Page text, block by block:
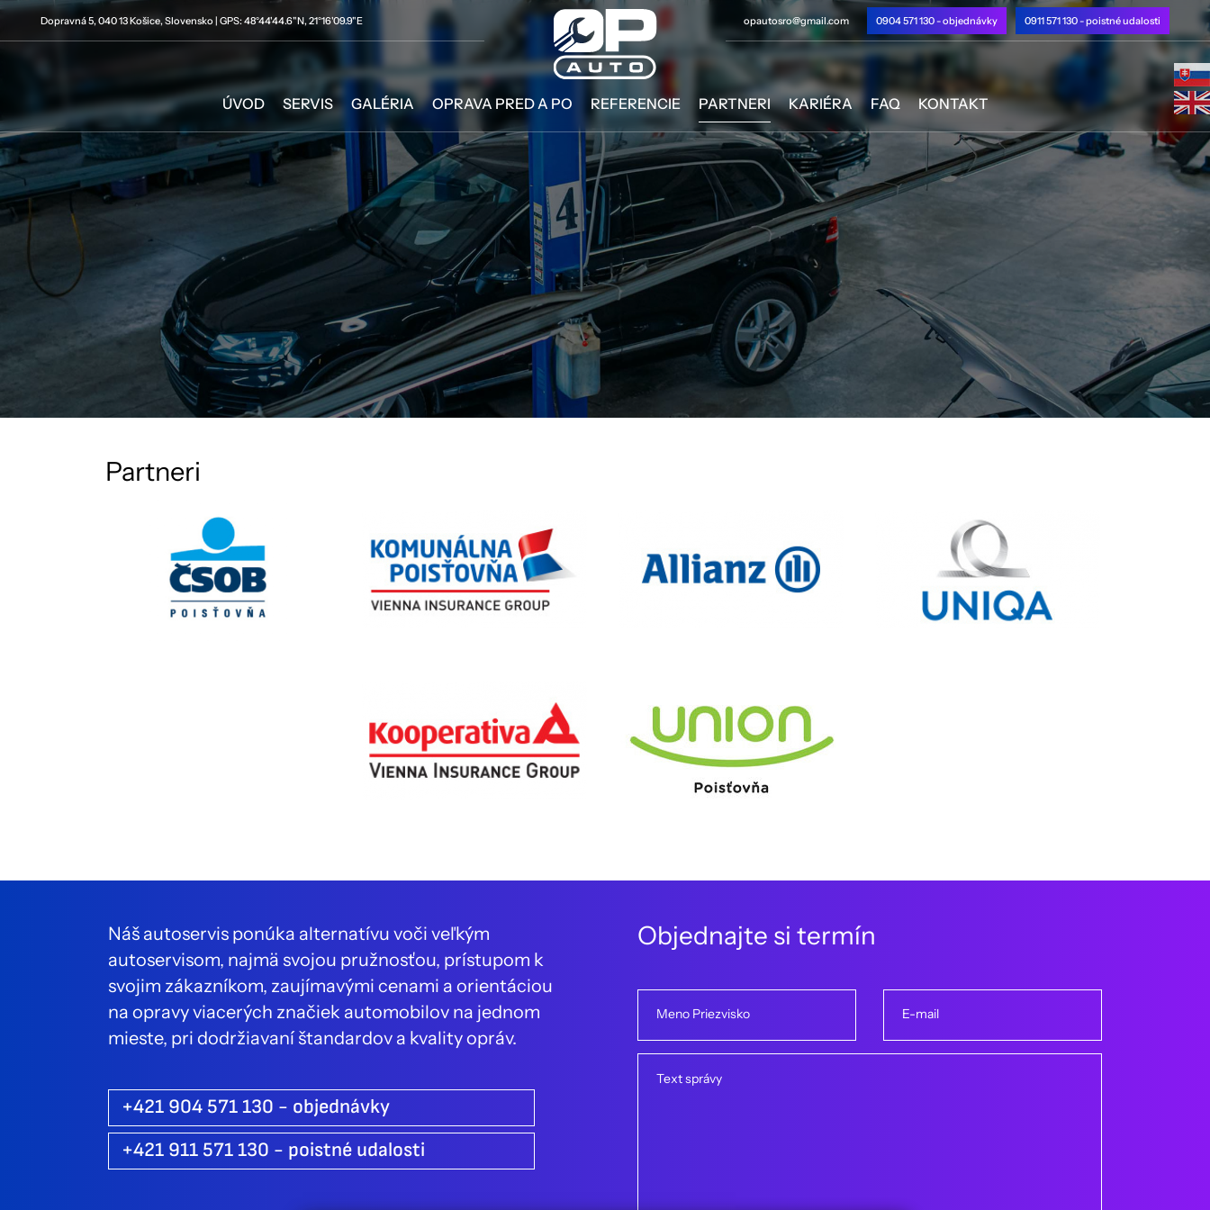
Dopravná 5, 040 13 Košice, Slovensko | GPS: 48°44'44.6"N, 21°16'09.9"E opautosro@gmail.com 0904 571 130 - objednávky 0911 571 130 - poistné udalosti
ÚVOD SERVIS GALÉRIA OPRAVA PRED A PO REFERENCIE PARTNERI KARIÉRA FAQ KONTAKT
Partneri
Objednajte si termín
Meno Priezvisko E-mail
Text správy
Náš autoservis ponúka alternatívu voči veľkým
autoservisom, najmä svojou pružnosťou, prístupom k
svojim zákazníkom, zaujímavými cenami a orientáciou
na opravy viacerých značiek automobilov na jednom
mieste, pri dodržiavaní štandardov a kvality opráv.
+421 904 571 130 - objednávky
+421 911 571 130 - poistné udalosti